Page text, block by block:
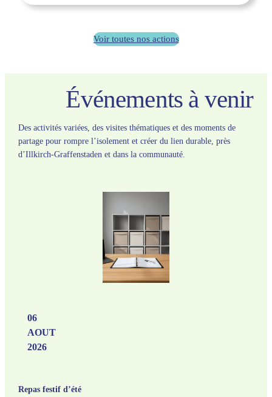
Voir toutes nos actions
Événements à venir
Des activités variées, des visites thématiques et des moments de
partage pour rompre l’isolement et créer du lien durable, près
d’Illkirch-Graffenstaden et dans la communauté.
06
AOUT
2026
Repas festif d’été